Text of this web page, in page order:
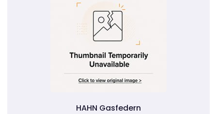
HAHN Gasfedern